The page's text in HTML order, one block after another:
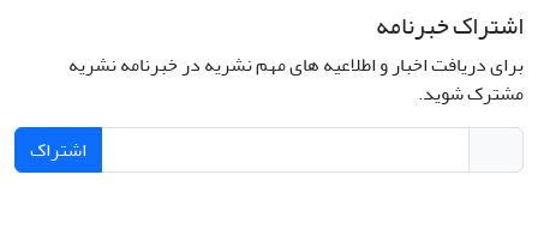
اشتراک خبرنامه
برای دریافت اخبار و اطلاعیه های مهم نشریه در خبرنامه نشریه
مشترک شوید.
اشتراک